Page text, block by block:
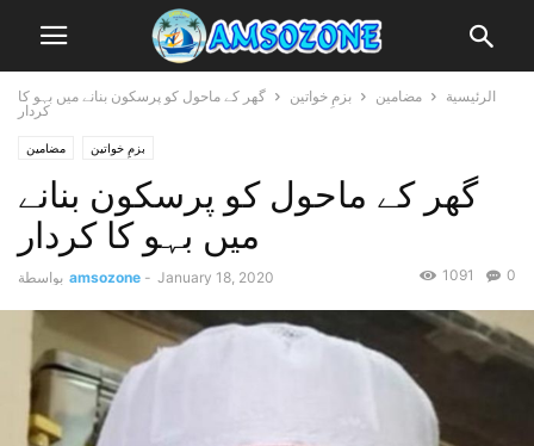
الرئيسية مضامین بزمِ خواتین
گھر کے ماحول کو پرسکون بنانے میں بہو کا
کردار
مضامین بزمِ خواتین
گھر کے ماحول کو پرسکون بنانے
میں بہو کا کردار
بواسطة amsozone - January 18, 2020 0
1091